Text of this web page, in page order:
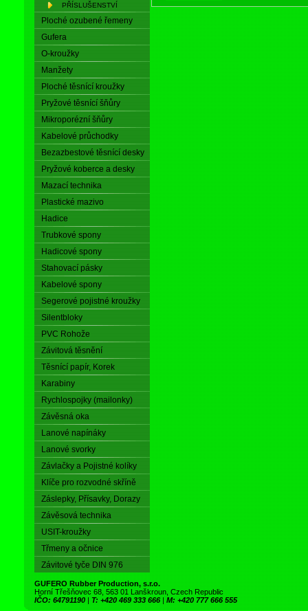
PŘÍSLUŠENSTVÍ
Ploché ozubené řemeny
Gufera
O-kroužky
Manžety
Ploché těsnící kroužky
Pryžové těsnící šňůry
Mikroporézní šňůry
Kabelové průchodky
Bezazbestové těsnící desky
Pryžové koberce a desky
Mazací technika
Plastické mazivo
Hadice
Trubkové spony
Hadicové spony
Stahovací pásky
Kabelové spony
Segerové pojistné kroužky
Silentbloky
PVC Rohože
Závitová těsnění
Těsnící papír, Korek
Karabiny
Rychlospojky (mailonky)
Závěsná oka
Lanové napínáky
Lanové svorky
Závlačky a Pojistné kolíky
Klíče pro rozvodné skříně
Záslepky, Přísavky, Dorazy
Závěsová technika
USIT-kroužky
Třmeny a očnice
Závitové tyče DIN 976
GUFERO Rubber Production, s.r.o.
Horní Třešňovec 68, 563 01 Lanškroun, Czech Republic
IČO: 64791190 | T: +420 469 333 666 | M: +420 777 666 555